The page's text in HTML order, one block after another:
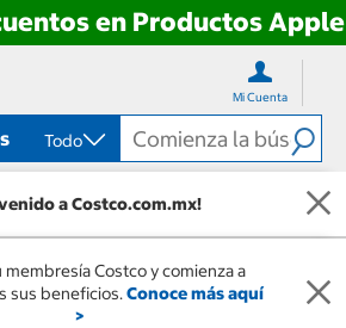
en Productos Apple
Mi Cuenta
Todo
a Costco.com.mx!
Costco y comienza a
sus beneficios.Conoce más aquí
>